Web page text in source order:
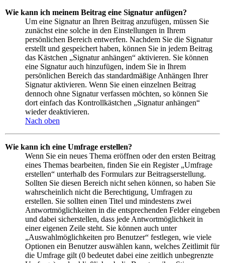
Wie kann ich meinem Beitrag eine Signatur anfügen?
Um eine Signatur an Ihren Beitrag anzufügen, müssen Sie
zunächst eine solche in den Einstellungen in Ihrem
persönlichen Bereich entwerfen. Nachdem Sie die Signatur
erstellt und gespeichert haben, können Sie in jedem Beitrag
das Kästchen „Signatur anhängen“ aktivieren. Sie können
eine Signatur auch hinzufügen, indem Sie in Ihrem
persönlichen Bereich das standardmäßige Anhängen Ihrer
Signatur aktivieren. Wenn Sie einen einzelnen Beitrag
dennoch ohne Signatur verfassen möchten, so können Sie
dort einfach das Kontrollkästchen „Signatur anhängen“
wieder deaktivieren.
Nach oben
Wie kann ich eine Umfrage erstellen?
Wenn Sie ein neues Thema eröffnen oder den ersten Beitrag
eines Themas bearbeiten, finden Sie ein Register „Umfrage
erstellen“ unterhalb des Formulars zur Beitragserstellung.
Sollten Sie diesen Bereich nicht sehen können, so haben Sie
wahrscheinlich nicht die Berechtigung, Umfragen zu
erstellen. Sie sollten einen Titel und mindestens zwei
Antwortmöglichkeiten in die entsprechenden Felder eingeben
und dabei sicherstellen, dass jede Antwortmöglichkeit in
einer eigenen Zeile steht. Sie können auch unter
„Auswahlmöglichkeiten pro Benutzer“ festlegen, wie viele
Optionen ein Benutzer auswählen kann, welches Zeitlimit für
die Umfrage gilt (0 bedeutet dabei eine zeitlich unbegrenzte